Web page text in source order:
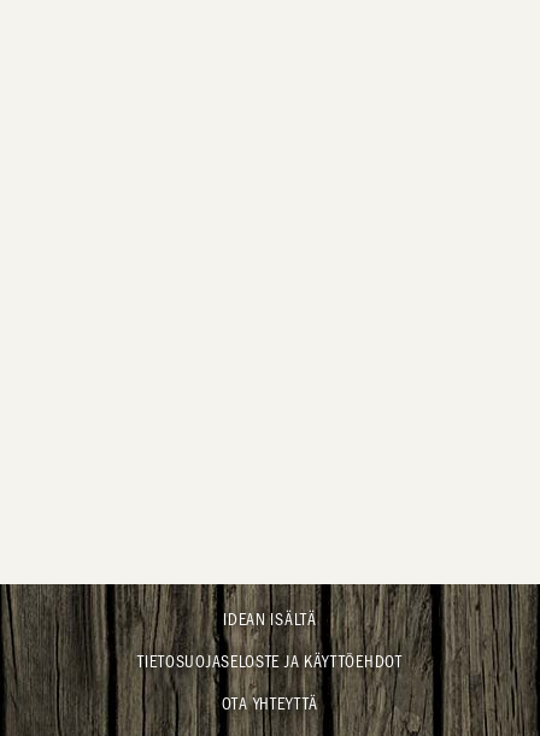
IDEAN ISÄLTÄ
TIETOSUOJASELOSTE JA KÄYTTÖEHDOT
OTA YHTEYTTÄ